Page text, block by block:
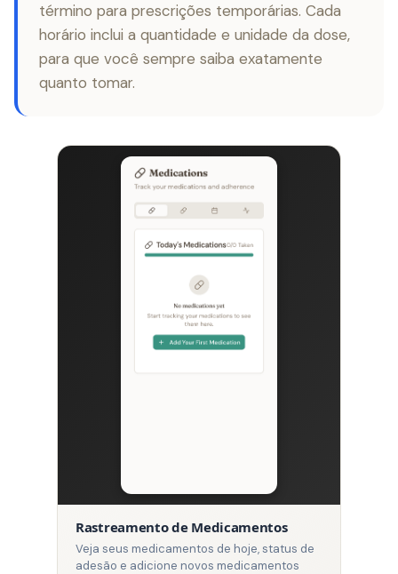
término para prescrições temporárias. Cada
horário inclui a quantidade e unidade da dose,
para que você sempre saiba exatamente
quanto tomar.
Rastreamento de Medicamentos
Veja seus medicamentos de hoje, status de
adesão e adicione novos medicamentos